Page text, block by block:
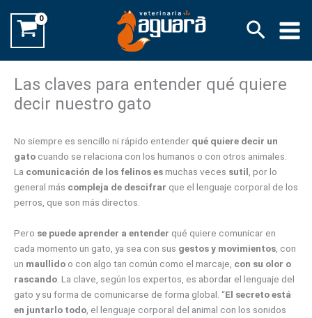
contenido
Buscar
Las claves para entender qué quiere
decir nuestro gato
No siempre es sencillo ni rápido entender qué quiere decir un
gato cuando se relaciona con los humanos o con otros animales.
La comunicación de los felinos esmuchas veces sutil , por lo
general más compleja de descifrar que el lenguaje corporal de los
perros, que son más directos.
Pero se puede aprender a entender qué quiere comunicar en
cada momento un gato, ya sea con sus gestos y movimientos , con
un maullido o con algo tan común como el marcaje, con su olor o
rascando . La clave, según los expertos, es abordar el lenguaje del
gato y su forma de comunicarse de forma global. “El secreto está
en juntarlo todo , el lenguaje corporal del animal con los sonidos